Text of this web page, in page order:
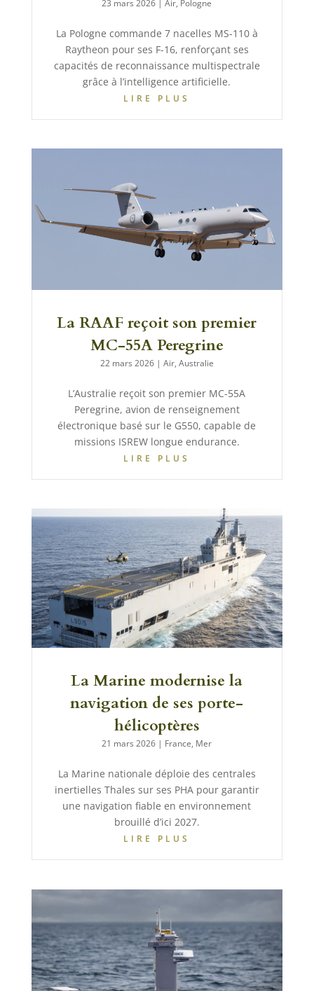
23 mars 2026 |Air, Pologne
La Pologne commande 7 nacelles MS-110 à
Raytheon pour ses F-16, renforçant ses
capacités de reconnaissance multispectrale
grâce à l’intelligence artificielle.
LIRE PLUS
La RAAF reçoit son premier
MC-55A Peregrine
22 mars 2026| Air, Australie
L’Australie reçoit son premier MC-55A
Peregrine, avion de renseignement
électronique basé sur le G550, capable de
missions ISREW longue endurance.
LIRE PLUS
La Marine modernise la
navigation de ses porte-
hélicoptères
21 mars 2026 | France, Mer
La Marine nationale déploie des centrales
inertielles Thales sur ses PHA pour garantir
une navigation fiable en environnement
brouillé d’ici 2027.
LIRE PLUS